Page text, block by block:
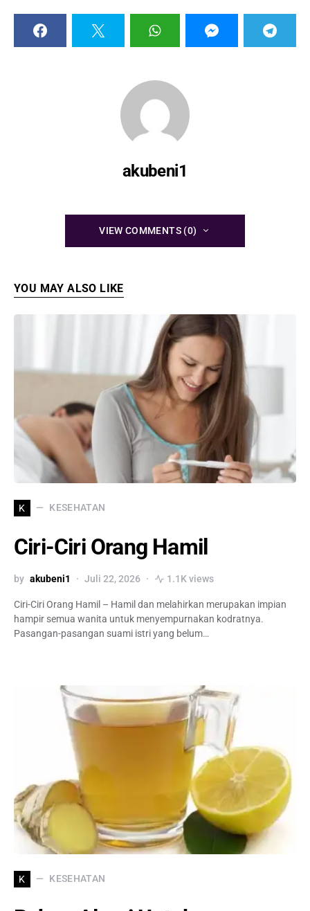
akubeni1
VIEW COMMENTS (0)
YOU MAY ALSO LIKE
K KESEHATAN
Ciri-Ciri Orang Hamil
by akubeni1 Juli 22, 2026 1.1K views
Ciri-Ciri Orang Hamil – Hamil dan melahirkan merupakan impian
hampir semua wanita untuk menyempurnakan kodratnya.
Pasangan-pasangan suami istri yang belum…
K KESEHATAN